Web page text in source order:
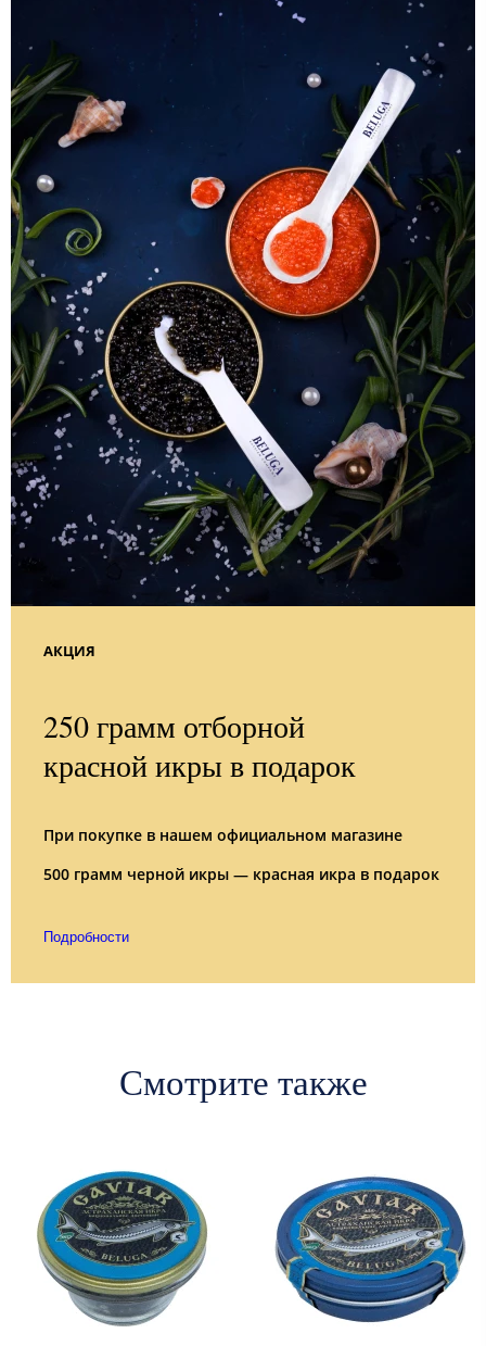
АКЦИЯ
250 грамм отборной
красной икры в подарок
При покупке в нашем официальном магазине
500 грамм черной икры — красная икра в подарок
Подробности
Смотрите также